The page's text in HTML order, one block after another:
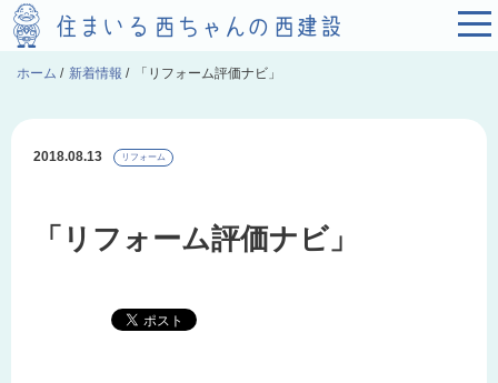
ホーム / 新着情報 / 「リフォーム評価ナビ」
2018.08.13 リフォーム
「リフォーム評価ナビ」